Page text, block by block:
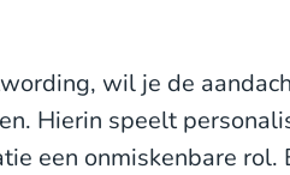
wil je de
Hierin speelt
een onmiskenbare